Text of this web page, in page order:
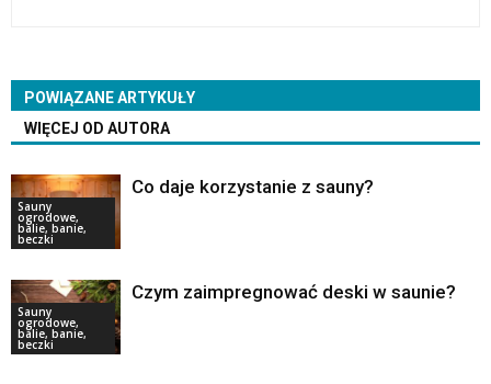
POWIĄZANE ARTYKUŁY
WIĘCEJ OD AUTORA
Sauny
ogrodowe,
balie, banie,
beczki
Co daje korzystanie z sauny?
Sauny
ogrodowe,
balie, banie,
beczki
Czym zaimpregnować deski w saunie?